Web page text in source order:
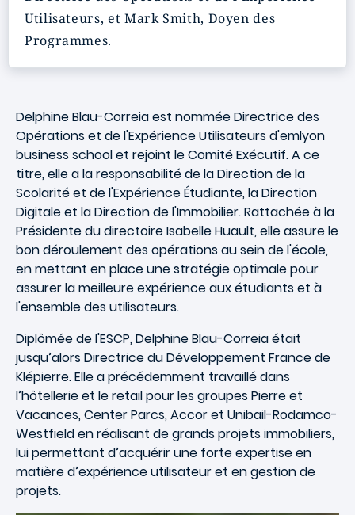
Utilisateurs, et Mark Smith, Doyen des
Programmes.
Delphine Blau-Correia est nommée Directrice des
Opérations et de l'Expérience Utilisateurs d'emlyon
business school et rejoint le Comité Exécutif. A ce
titre, elle a la responsabilité de la Direction de la
Scolarité et de l'Expérience Étudiante, la Direction
Digitale et la Direction de l'Immobilier. Rattachée à la
Présidente du directoire Isabelle Huault, elle assure le
bon déroulement des opérations au sein de l'école,
en mettant en place une stratégie optimale pour
assurer la meilleure expérience aux étudiants et à
l'ensemble des utilisateurs.
Diplômée de l'ESCP, Delphine Blau-Correia était
jusqu’alors Directrice du Développement France de
Klépierre. Elle a précédemment travaillé dans
l’hôtellerie et le retail pour les groupes Pierre et
Vacances, Center Parcs, Accor et Unibail-Rodamco-
Westfield en réalisant de grands projets immobiliers,
lui permettant d’acquérir une forte expertise en
matière d’expérience utilisateur et en gestion de
projets.